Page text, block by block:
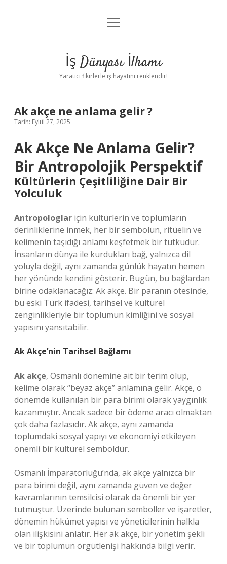
Anasayfa
Yasal Uyarı
menüyü
İş Dünyası İlhamı
Yaratıcı fikirlerle iş hayatını renklendir!
Ak akçe ne anlama gelir ?
Tarih: Eylül 27, 2025
Ak Akçe Ne Anlama Gelir?
Bir Antropolojik Perspektif
Kültürlerin Çeşitliliğine Dair Bir
Yolculuk
Antropologlar için kültürlerin ve toplumların
derinliklerine inmek, her bir sembolün, ritüelin ve
kelimenin taşıdığı anlamı keşfetmek bir tutkudur.
İnsanların dünya ile kurdukları bağ, yalnızca dil
yoluyla değil, aynı zamanda günlük hayatın hemen
her yönünde kendini gösterir. Bugün, bu bağlardan
birine odaklanacağız: Ak akçe. Bir paranın ötesinde,
bu eski Türk ifadesi, tarihsel ve kültürel
zenginlikleriyle bir toplumun kimliğini ve sosyal
yapısını yansıtabilir.
Ak Akçe’nin Tarihsel Bağlamı
Ak akçe, Osmanlı dönemine ait bir terim olup,
kelime olarak “beyaz akçe” anlamına gelir. Akçe, o
dönemde kullanılan bir para birimi olarak yaygınlık
kazanmıştır. Ancak sadece bir ödeme aracı olmaktan
çok daha fazlasıdır. Ak akçe, aynı zamanda
toplumdaki sosyal yapıyı ve ekonomiyi etkileyen
önemli bir kültürel semboldür.
Osmanlı İmparatorluğu’nda, ak akçe yalnızca bir
para birimi değil, aynı zamanda güven ve değer
kavramlarının temsilcisi olarak da önemli bir yer
tutmuştur. Üzerinde bulunan semboller ve işaretler,
dönemin hükümet yapısı ve yöneticilerinin halkla
olan ilişkisini anlatır. Her ak akçe, bir yönetim şekli
ve bir toplumun örgütlenişi hakkında bilgi verir.